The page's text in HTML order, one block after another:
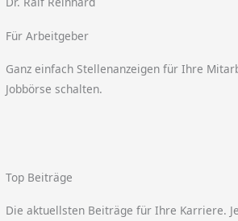
Für Arbeitgeber
Ganz einfach Stellenanzeigen für Ihre
Jobbörse schalten.
Top Beiträge
Die aktuellsten Beiträge für Ihre Karriere.